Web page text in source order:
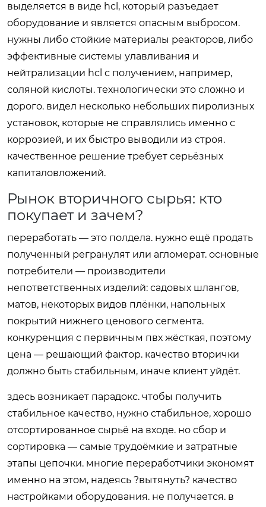
выделяется в виде hcl, который разъедает
оборудование и является опасным выбросом.
нужны либо стойкие материалы реакторов, либо
эффективные системы улавливания и
нейтрализации hcl с получением, например,
соляной кислоты. технологически это сложно и
дорого. видел несколько небольших пиролизных
установок, которые не справлялись именно с
коррозией, и их быстро выводили из строя.
качественное решение требует серьёзных
капиталовложений.
Рынок вторичного сырья: кто
покупает и зачем?
переработать — это полдела. нужно ещё продать
полученный регранулят или агломерат. основные
потребители — производители
непответственных изделий: садовых шлангов,
матов, некоторых видов плёнки, напольных
покрытий нижнего ценового сегмента.
конкуренция с первичным пвх жёсткая, поэтому
цена — решающий фактор. качество вторички
должно быть стабильным, иначе клиент уйдёт.
здесь возникает парадокс. чтобы получить
стабильное качество, нужно стабильное, хорошо
отсортированное сырьё на входе. но сбор и
сортировка — самые трудоёмкие и затратные
этапы цепочки. многие переработчики экономят
именно на этом, надеясь ?вытянуть? качество
настройками оборудования. не получается. в